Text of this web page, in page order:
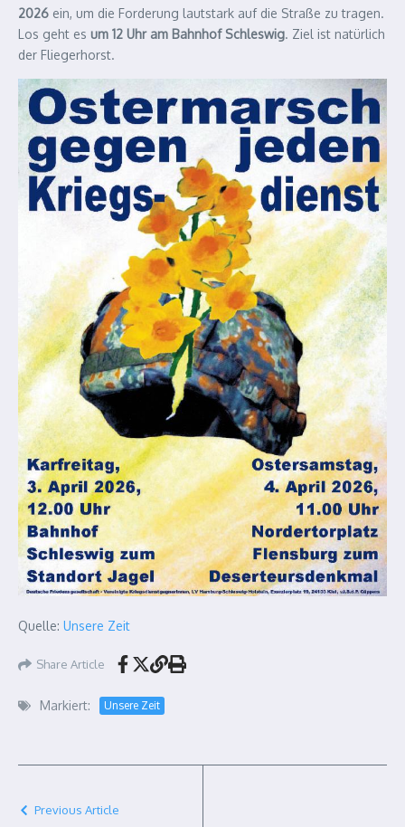
2026 ein, um die Forderung lautstark auf die Straße zu tragen.
Los geht es um 12 Uhr am Bahnhof Schleswig. Ziel ist natürlich
der Fliegerhorst.
Quelle: Unsere Zeit
Share Article
Markiert: Unsere Zeit
Previous Article